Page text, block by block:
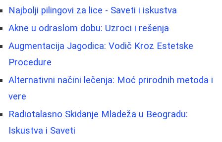
Najbolji pilingovi za lice - Saveti i iskustva
Akne u odraslom dobu: Uzroci i rešenja
Augmentacija Jagodica: Vodič Kroz Estetske
Procedure
Alternativni načini lečenja: Moć prirodnih metoda i
vere
Radiotalasno Skidanje Mladeža u Beogradu:
Iskustva i Saveti